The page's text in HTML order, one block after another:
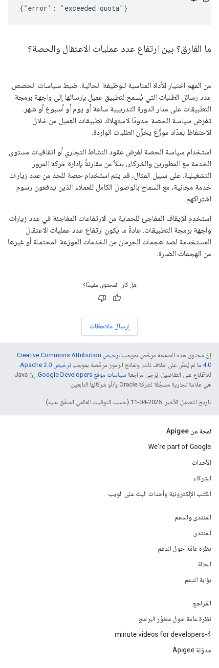
{"error": "exceeded quota"}
ما الفارق؟ بين ارتفاع عدد عمليات الاعتقال والحصة؟
من المهم اختيار الأداة المناسبة للوظيفة الحالية. ضبط سياسات الحصص
عدد رسائل الطلبات التي يُسمح لتطبيق عميل بإرسالها إلى واجهة برمجة
التطبيقات على مدار الدورة التدريبية ساعة أو يوم أو أسبوع أو شهر.
تفرض سياسة الحصة حدودًا لاستهلاك تطبيقات العميل من خلال
الاحتفاظ بعدّاد موزَّع يخزِّن الطلبات الواردة.
استخدام سياسة الحصة لفرض عقود النشاط التجاري أو اتفاقيات مستوى
الخدمة مع المطورين والشركاء، بدلاً من مقارنةً بإدارة حركة المرور
التشغيلية. على سبيل المثال، قد يتم استخدام حصة للحد من عدد زيارات
خدمة مجانية، مع السماح بالوصول الكامل للعملاء الذين يدفعون رسوم
اشتراكهم.
استخدِم الإيقاف المفاجئ للحماية من الارتفاعات المفاجئة في عدد زيارات
واجهة برمجة التطبيقات. عادةً ما يكون ارتفاع عدد عمليات الاعتقال
المستخدمة لصد هجمات الحرمان من الخدمات الموزعة المحتملة أو غيرها
من الهجمات الضارة.
هل كان المحتوى مفيدًا؟
إرسال ملاحظات
إنّ محتوى هذه الصفحة مرخّص بموجب
ترخيص Creative Commons Attribution
4.0‏ ما لم يُنصّ على خلاف ذلك، ونماذج الرموز مرخّصة بموجبترخيص Apache 2.0‏
.
للاطّلاع على التفاصيل، يُرجى مراجعة سياسات موقع Google Developers‏
. إنّ Java
هي علامة تجارية مسجَّلة لشركة Oracle و/أو شركائها التابعين.
تاريخ التعديل الأخير: 2026-04-11 (حسب التوقيت العالمي المتفَّق عليه)
لمحة عن Apigee
We're part of Google
الأحداث
الشركاء
الكتب الإلكترونيّة وأحداث البث على الويب
المنتدى والدعم
المنتدى
نظرة عامّة حول الدعم
الحالة
بوّابة الدعم
المَراجع
نظرة عامة حول مطوِّر البرامج
4-minute videos for developers
مدوّنة Apigee